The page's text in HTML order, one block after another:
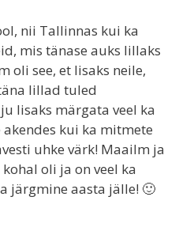
nii Tallinnas kui ka
mis tänase auks lillaks
oli see, et lisaks neile,
lillad tuled
lisaks märgata veel ka
kui ka mitmete
uhke värk! Maailm ja
oli ja on veel ka
järgmine aasta jälle! 🙂